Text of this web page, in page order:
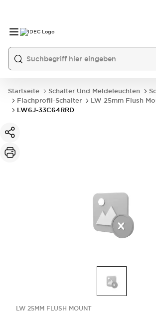
Startseite Schalter Und Meldeleuchten
Flachprofil-Schalter
LW 25mm Flush
LW6J-33C64RRD
LW 25MM FLUSH MOUNT